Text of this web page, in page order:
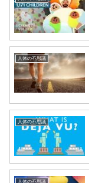
人体の不思議
人体の不思議
人体の不思議